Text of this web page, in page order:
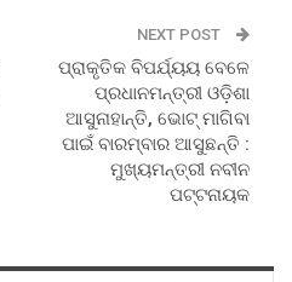
NEXT POST
ପ୍ରାକୃତିକ ବିପର୍ଯ୍ୟୟ ବେଳେ
ପ୍ରଧାନମନ୍ତ୍ରୀ ଓଡ଼ିଶା
ଆସୁନାହାନ୍ତି, ଭୋଟ୍ ମାଗିବା
ପାଇଁ ବାରମ୍ବାର ଆସୁଛନ୍ତି :
ମୁଖ୍ୟମନ୍ତ୍ରୀ ନବୀନ
ପଟ୍ଟନାୟକ